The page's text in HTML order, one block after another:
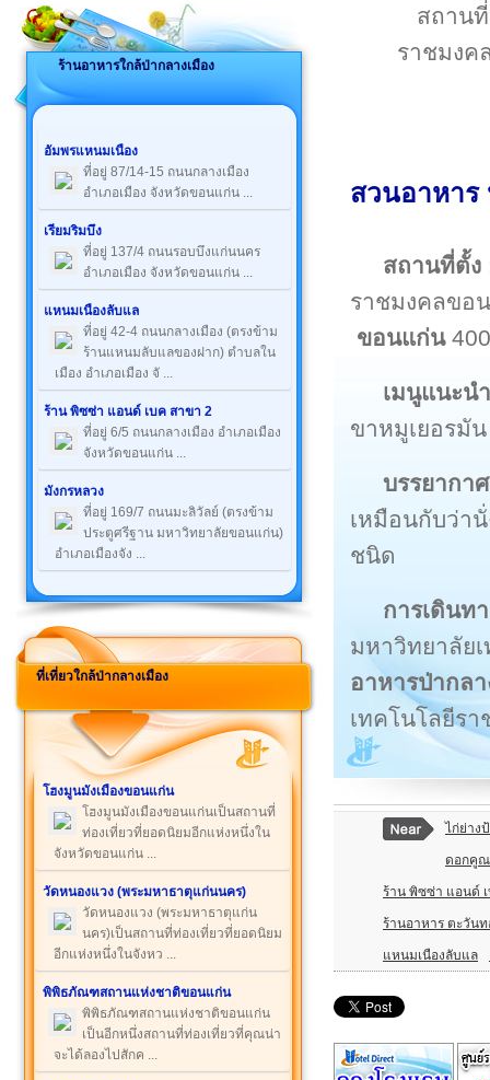
ร้านอาหารใกล้ป่ากลางเมือง
อัมพรแหนมเนือง
ที่อยู่ 87/14-15 ถนนกลางเมือง
อำเภอเมือง จังหวัดขอนแก่น ...
เรียมริมบึง
ที่อยู่ 137/4 ถนนรอบบึงแก่นนคร
อำเภอเมือง จังหวัดขอนแก่น ...
แหนมเนืองลับแล
ที่อยู่ 42-4 ถนนกลางเมือง (ตรงข้าม
ร้านแหนมลับแลของฝาก) ตำบลใน
เมือง อำเภอเมือง จั ...
ร้าน พิซซ่า แอนด์ เบค สาขา 2
ที่อยู่ 6/5 ถนนกลางเมือง อำเภอเมือง
จังหวัดขอนแก่น ...
มังกรหลวง
ที่อยู่ 169/7 ถนนมะลิวัลย์ (ตรงข้าม
ประตูศรีฐาน มหาวิทยาลัยขอนแก่น)
อำเภอเมืองจัง ...
ที่เที่ยวใกล้ป่ากลางเมือง
โฮงมูนมังเมืองขอนแก่น
โฮงมูนมังเมืองขอนแก่นเป็นสถานที่
ท่องเที่ยวที่ยอดนิยมอีกแห่งหนึ่งใน
จังหวัดขอนแก่น ...
วัดหนองแวง (พระมหาธาตุแก่นนคร)
วัดหนองแวง (พระมหาธาตุแก่น
นคร)เป็นสถานที่ท่องเที่ยวที่ยอดนิยม
อีกแห่งหนึ่งในจังหว ...
พิพิธภัณฑสถานแห่งชาติขอนแก่น
พิพิธภัณฑสถานแห่งชาติขอนแก่น
เป็นอีกหนึ่งสถานที่ท่องเที่ยวที่คุณน่า
จะได้ลองไปสักค ...
สถาน
ราชมงค
สวนอาหาร
สถานที่ตั้ง
ราชมงคลขอ
ขอนแก่น
เมนูแนะน
ขาหมูเยอรมัน
บรรยากา
เหมือนกับว่า
ชนิด
การเดินท
มหาวิทยาลัย
อาหารป่ากล
เทคโนโลยีร
ไก่ย่าง
ดอกคู
ร้าน พิซซ่า แอนด์
ร้านอาหาร ตะวันท
แหนมเนืองลับแล